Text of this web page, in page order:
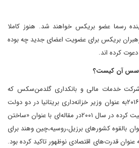
رسما عضو بریکس خواهند شد. هنوز کاملا
بریکس برای عضویت اعضای جدید چه بوده
کرده اند.
آن کیست؟
شرکت خدمات مالی و بانکداری گلدمن‌سکس که
پیشتر و بین سال‌های ۲۰۱۵تا ۲۰۱۶به عنوان وزیر خزانه‌داری بریتانیا در دو دولت
دیوید کامرون و «ترزا می» فعالیت کرده در سال ۲۰۰۱در مقاله‌ای با عنوان «ساختن
بالقوه کشورهای برزیل،روسیه،چین وهند برای
عنوان قدرت‌های اقتصادی نوظهور تاکید کرده بود.